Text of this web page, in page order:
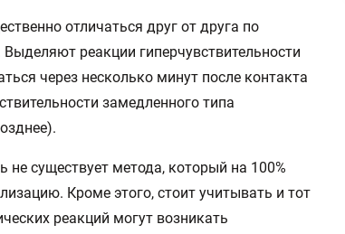
отличаться друг от друга по
реакции гиперчувствительности
через несколько минут после контакта
замедленного типа
существует метода, который на 100%
Кроме этого, стоит учитывать и тот
реакций могут возникать